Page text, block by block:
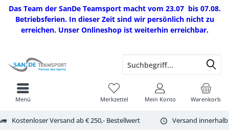
Das Team der SanDe Teamsport macht vom 23.07 bis 07.08.
Betriebsferien. In dieser Zeit sind wir persönlich nicht zu
erreichen. Unser Onlineshop ist weiterhin erreichbar.
Kostenloser Versand ab € 250,- Bestellwert Versand
Warenkorb
Merkzettel Mein Konto
Menü